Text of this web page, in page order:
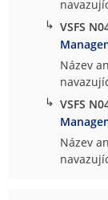
↳ VSFS
Název
↳ VSFS
Název